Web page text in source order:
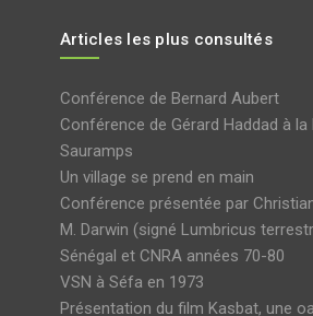
Articles les plus consultés
Conférence de Bernard Aubert
Conférence de Gérard Haddad à la
Sauramps
Un village se prend en main
Conférence présentée par
M. Darwin (signé Lumbricus
Sénégal et CNRA années 70-80
VSN à Séfa en 1973
Présentation du film Kasbat, une